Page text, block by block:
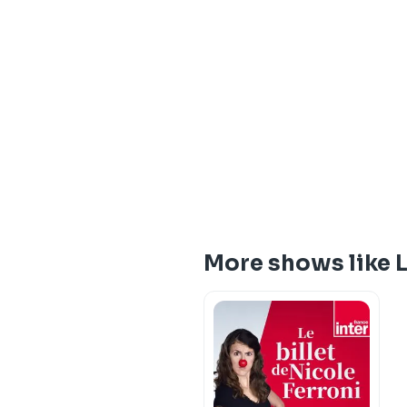
More shows like